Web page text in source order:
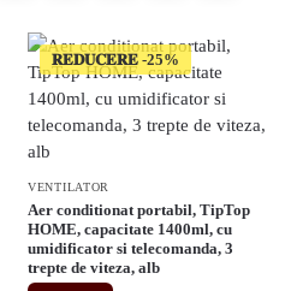
𝐑𝐄𝐃𝐔𝐂𝐄𝐑𝐄
VENTILATOR
Aer conditionat portabil, TipTop
HOME, capacitate 1400ml, cu
umidificator si telecomanda, 3
trepte de viteza, alb